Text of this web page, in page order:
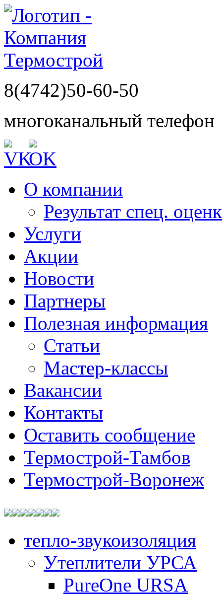
8(4742)50-60-50
многоканальный телефон
О компании
Результат спец.
Услуги
Акции
Новости
Партнеры
Полезная информация
Статьи
Мастер-классы
Вакансии
Контакты
Оставить сообщение
Термострой-Тамбов
Термострой-Воронеж
тепло-звукоизоляция
Утеплители УРСА
PureOne URSA